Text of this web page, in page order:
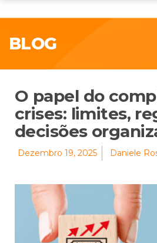
BLOG
O papel do
crises: limites,
decisões
Dezembro 19, 2025 Daniele